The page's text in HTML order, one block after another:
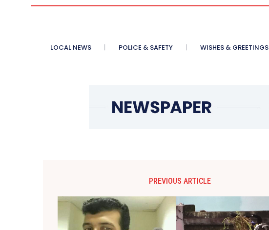
LOCAL NEWS POLICE & SAFETY WISHES & GREETINGS
PREVIOUS ARTICLE